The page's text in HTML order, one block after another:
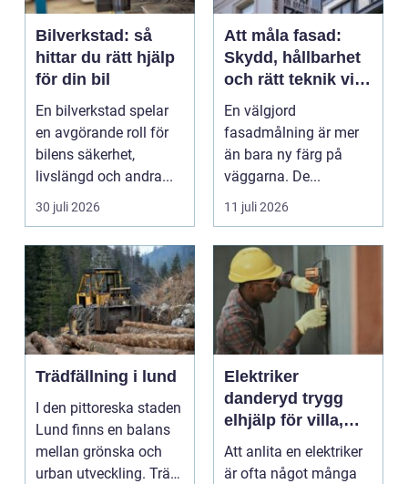
Bilverkstad: så
hittar du rätt hjälp
för din bil
En bilverkstad spelar
en avgörande roll för
bilens säkerhet,
livslängd och andra...
30 juli 2026
Att måla fasad:
Skydd, hållbarhet
och rätt teknik vid
fasadmålning
En välgjord
fasadmålning är mer
än bara ny färg på
väggarna. De...
11 juli 2026
Trädfällning i lund
I den pittoreska staden
Lund finns en balans
mellan grönska och
urban utveckling. Träd
Elektriker
danderyd trygg
elhjälp för villa,
lägenhet och
företag
Att anlita en elektriker
är ofta något många